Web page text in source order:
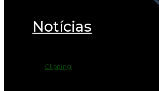
Notícias
Clipping